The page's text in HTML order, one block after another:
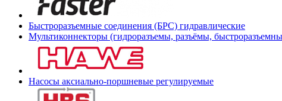
Быстроразъемные соединения (БРС) гидравлические
Мультиконнекторы (гидроразъемы, разъёмы,
Насосы аксиально-поршневые регулируемые